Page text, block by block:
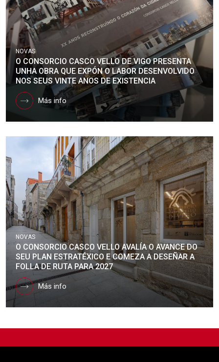
NOVAS
O CONSORCIO CASCO VELLO DE VIGO PRESENTA
UNHA OBRA QUE EXPÓN O LABOR DESENVOLVIDO
NOS SEUS VINTE ANOS DE EXISTENCIA
Más info
NOVAS
O CONSORCIO CASCO VELLO AVALÍA O AVANCE DO
SEU PLAN ESTRATÉXICO E COMEZA A DESEÑAR A
FOLLA DE RUTA PARA 2027
Más info